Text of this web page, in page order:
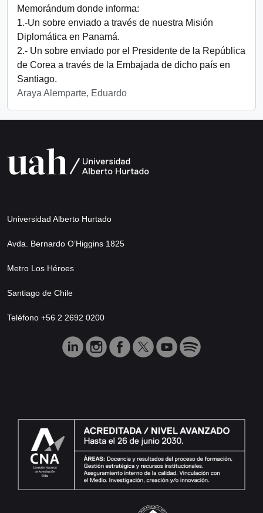
Memorándum donde informa:
1.-Un sobre enviado a través de nuestra Misión
Diplomática en Panamá.
2.- Un sobre enviado por el Presidente de la República
de Corea a través de la Embajada de dicho país en
Santiago.
Araya Alemparte, Eduardo
Universidad Alberto Hurtado
Avda. Bernardo O’Higgins 1825
Metro Los Héroes
Santiago de Chile
Teléfono +56 2 2692 0200